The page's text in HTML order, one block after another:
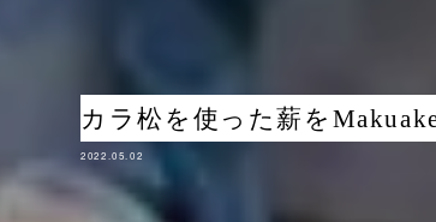
カラ松を使った薪を
2022.05.02